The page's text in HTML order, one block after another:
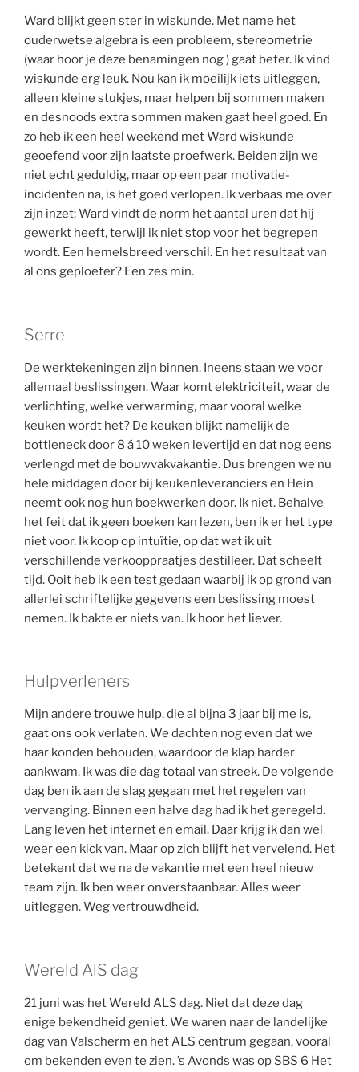
Ward blijkt geen ster in wiskunde. Met name het
ouderwetse algebra is een probleem, stereometrie
(waar hoor je deze benamingen nog ) gaat beter. Ik vind
wiskunde erg leuk. Nou kan ik moeilijk iets uitleggen,
alleen kleine stukjes, maar helpen bij sommen maken
en desnoods extra sommen maken gaat heel goed. En
zo heb ik een heel weekend met Ward wiskunde
geoefend voor zijn laatste proefwerk. Beiden zijn we
niet echt geduldig, maar op een paar motivatie-
incidenten na, is het goed verlopen. Ik verbaas me over
zijn inzet; Ward vindt de norm het aantal uren dat hij
gewerkt heeft, terwijl ik niet stop voor het begrepen
wordt. Een hemelsbreed verschil. En het resultaat van
al ons geploeter? Een zes min.
Serre
De werktekeningen zijn binnen. Ineens staan we voor
allemaal beslissingen. Waar komt elektriciteit, waar de
verlichting, welke verwarming, maar vooral welke
keuken wordt het? De keuken blijkt namelijk de
bottleneck door 8 á 10 weken levertijd en dat nog eens
verlengd met de bouwvakvakantie. Dus brengen we nu
hele middagen door bij keukenleveranciers en Hein
neemt ook nog hun boekwerken door. Ik niet. Behalve
het feit dat ik geen boeken kan lezen, ben ik er het type
niet voor. Ik koop op intuïtie, op dat wat ik uit
verschillende verkooppraatjes destilleer. Dat scheelt
tijd. Ooit heb ik een test gedaan waarbij ik op grond van
allerlei schriftelijke gegevens een beslissing moest
nemen. Ik bakte er niets van. Ik hoor het liever.
Hulpverleners
Mijn andere trouwe hulp, die al bijna 3 jaar bij me is,
gaat ons ook verlaten. We dachten nog even dat we
haar konden behouden, waardoor de klap harder
aankwam. Ik was die dag totaal van streek. De volgende
dag ben ik aan de slag gegaan met het regelen van
vervanging. Binnen een halve dag had ik het geregeld.
Lang leven het internet en email. Daar krijg ik dan wel
weer een kick van. Maar op zich blijft het vervelend. Het
betekent dat we na de vakantie met een heel nieuw
team zijn. Ik ben weer onverstaanbaar. Alles weer
uitleggen. Weg vertrouwdheid.
Wereld AlS dag
21 juni was het Wereld ALS dag. Niet dat deze dag
enige bekendheid geniet. We waren naar de landelijke
dag van Valscherm en het ALS centrum gegaan, vooral
om bekenden even te zien. ’s Avonds was op SBS 6 Het